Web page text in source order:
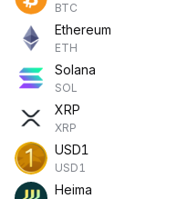
BTC
Ethereum
ETH
Solana
SOL
XRP
XRP
USD1
USD1
Heima